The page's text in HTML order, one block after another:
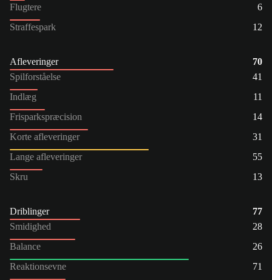
Flugtere
6
Straffespark
12
Afleveringer
70
Spilforståelse
41
Indlæg
11
Frisparkspræcision
14
Korte afleveringer
31
Lange afleveringer
55
Skru
13
Driblinger
77
Smidighed
28
Balance
26
Reaktionsevne
71